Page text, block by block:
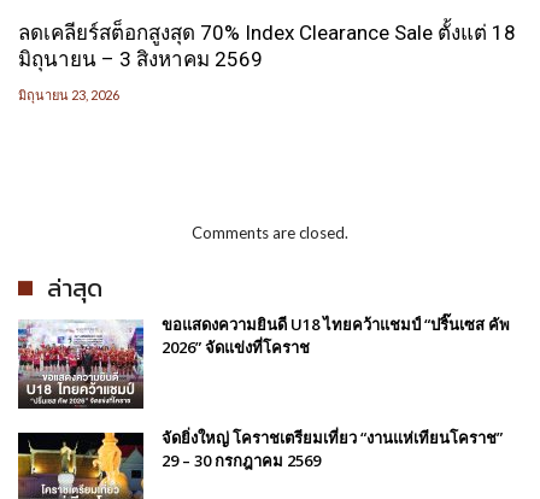
ลดเคลียร์สต็อกสูงสุด 70% Index Clearance Sale ตั้งแต่ 18
มิถุนายน – 3 สิงหาคม 2569
มิถุนายน 23, 2026
Comments are closed.
ล่าสุด
ขอแสดงความยินดี U18 ไทยคว้าแชมป์ “ปริ๊นเซส คัพ
2026” จัดแข่งที่โคราช
จัดยิ่งใหญ่ โคราชเตรียมเที่ยว “งานแห่เทียนโคราช”
29 – 30 กรกฎาคม 2569